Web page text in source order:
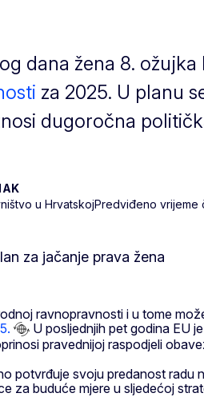
dana žena 8.
za 2025. U planu
dugoročna
u HrvatskojPredviđeno vrijeme
ravnopravnosti i u tome
U posljednjih pet godina EU
pravednijoj raspodjeli
potvrđuje svoju predanost radu
za buduće mjere u sljedećoj